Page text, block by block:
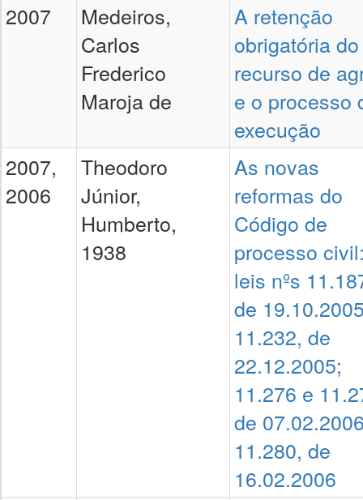
2007
Medeiros,
Carlos
Frederico
Maroja de
A retenção
obrigatória do
recurso de
e o processo
execução
2007,
2006
Theodoro
Júnior,
Humberto,
1938
As novas
reformas do
Código de
processo
leis nºs
de
11.232, de
22.12.2005;
11.276 e
de
11.280, de
16.02.2006